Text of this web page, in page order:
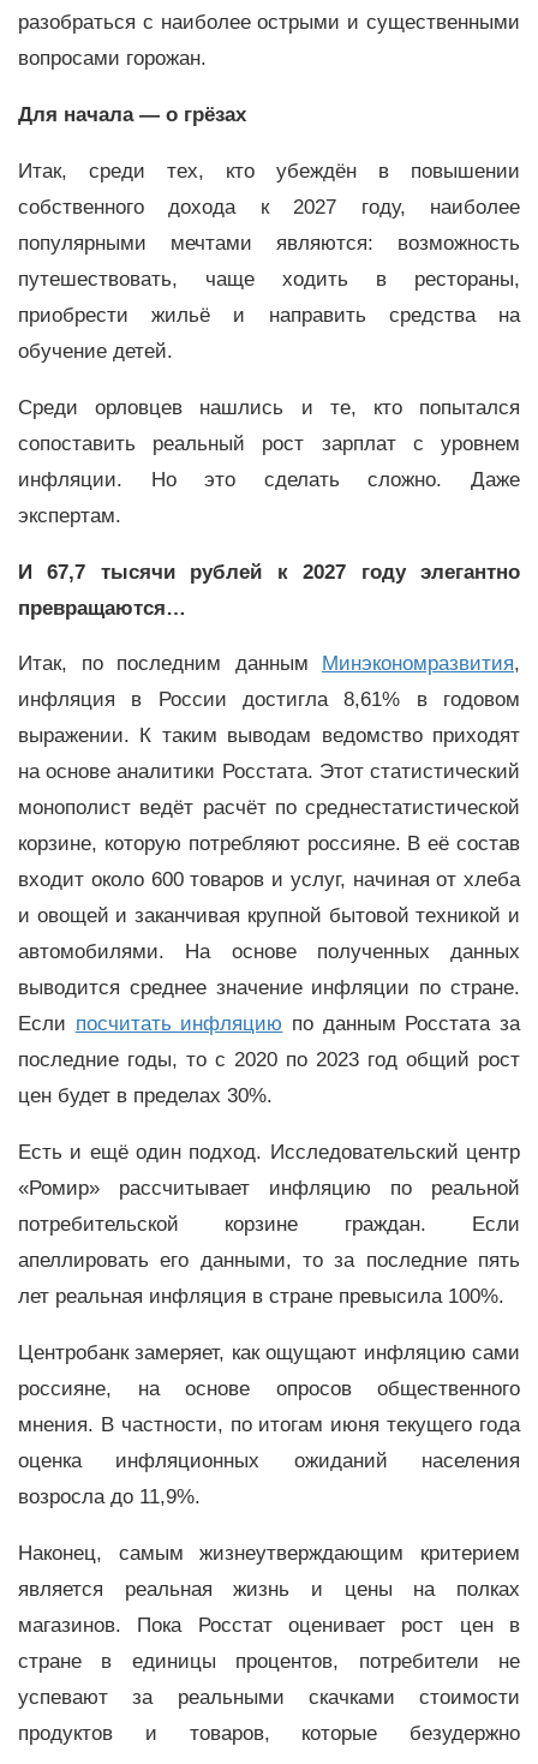
разобраться с наиболее острыми и существенными
вопросами горожан.
Для начала — о грёзах
Итак, среди тех, кто убеждён в повышении
собственного дохода к 2027 году, наиболее
популярными мечтами являются: возможность
путешествовать, чаще ходить в рестораны,
приобрести жильё и направить средства на
обучение детей.
Среди орловцев нашлись и те, кто попытался
сопоставить реальный рост зарплат с уровнем
инфляции. Но это сделать сложно. Даже
экспертам.
И 67,7 тысячи рублей к 2027 году элегантно
превращаются…
Итак, по последним данным Минэкономразвития,
инфляция в России достигла 8,61% в годовом
выражении. К таким выводам ведомство приходят
на основе аналитики Росстата. Этот статистический
монополист ведёт расчёт по среднестатистической
корзине, которую потребляют россияне. В её состав
входит около 600 товаров и услуг, начиная от хлеба
и овощей и заканчивая крупной бытовой техникой и
автомобилями. На основе полученных данных
выводится среднее значение инфляции по стране.
Если посчитать инфляцию по данным Росстата за
последние годы, то с 2020 по 2023 год общий рост
цен будет в пределах 30%.
Есть и ещё один подход. Исследовательский центр
«Ромир» рассчитывает инфляцию по реальной
потребительской корзине граждан. Если
апеллировать его данными, то за последние пять
лет реальная инфляция в стране превысила 100%.
Центробанк замеряет, как ощущают инфляцию сами
россияне, на основе опросов общественного
мнения. В частности, по итогам июня текущего года
оценка инфляционных ожиданий населения
возросла до 11,9%.
Наконец, самым жизнеутверждающим критерием
является реальная жизнь и цены на полках
магазинов. Пока Росстат оценивает рост цен в
стране в единицы процентов, потребители не
успевают за реальными скачками стоимости
продуктов и товаров, которые безудержно